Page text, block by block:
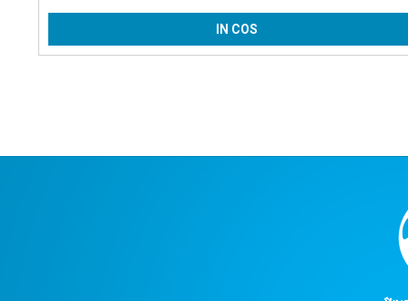
IN COS